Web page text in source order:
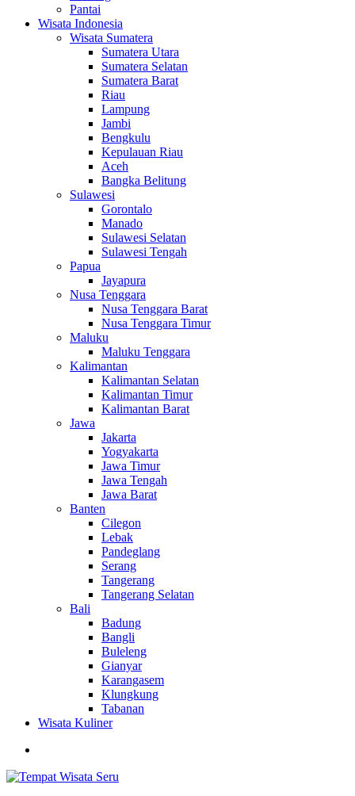
Pantai
Wisata Indonesia
Wisata Sumatera
Sumatera Utara
Sumatera Selatan
Sumatera Barat
Riau
Lampung
Jambi
Bengkulu
Kepulauan Riau
Aceh
Bangka Belitung
Sulawesi
Gorontalo
Manado
Sulawesi Selatan
Sulawesi Tengah
Papua
Jayapura
Nusa Tenggara
Nusa Tenggara Barat
Nusa Tenggara Timur
Maluku
Maluku Tenggara
Kalimantan
Kalimantan Selatan
Kalimantan Timur
Kalimantan Barat
Jawa
Jakarta
Yogyakarta
Jawa Timur
Jawa Tengah
Jawa Barat
Banten
Cilegon
Lebak
Pandeglang
Serang
Tangerang
Tangerang Selatan
Bali
Badung
Bangli
Buleleng
Gianyar
Karangasem
Klungkung
Tabanan
Wisata Kuliner